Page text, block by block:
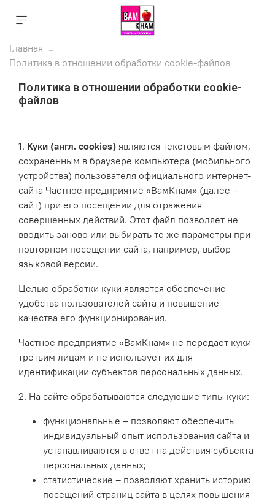
Главная
Политика в отношении обработки cookie-файлов
Политика в отношении обработки cookie-
файлов
1. Куки (англ. cookies) являются текстовым файлом,
сохраненным в браузере компьютера (мобильного
устройства) пользователя официального интернет-
сайта Частное предприятие «ВамКнам» (далее –
сайт) при его посещении для отражения
совершенных действий. Этот файл позволяет не
вводить заново или выбирать те же параметры при
повторном посещении сайта, например, выбор
языковой версии.
Целью обработки куки является обеспечение
удобства пользователей сайта и повышение
качества его функционирования.
Частное предприятие «ВамКнам» не передает куки
третьим лицам и не использует их для
идентификации субъектов персональных данных.
2. На сайте обрабатываются следующие типы куки:
функциональные – позволяют обеспечить
индивидуальный опыт использования сайта и
устанавливаются в ответ на действия субъекта
персональных данных;
статистические – позволяют хранить историю
посещений страниц сайта в целях повышения